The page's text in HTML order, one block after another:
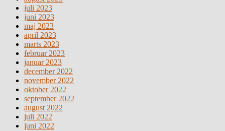
juli 2023
juni 2023
maj 2023
april 2023
marts 2023
februar 2023
januar 2023
december 2022
november 2022
oktober 2022
september 2022
august 2022
juli 2022
juni 2022